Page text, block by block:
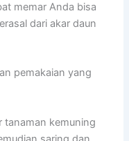
memar Anda bisa
dari akar daun
pemakaian yang
tanaman kemuning